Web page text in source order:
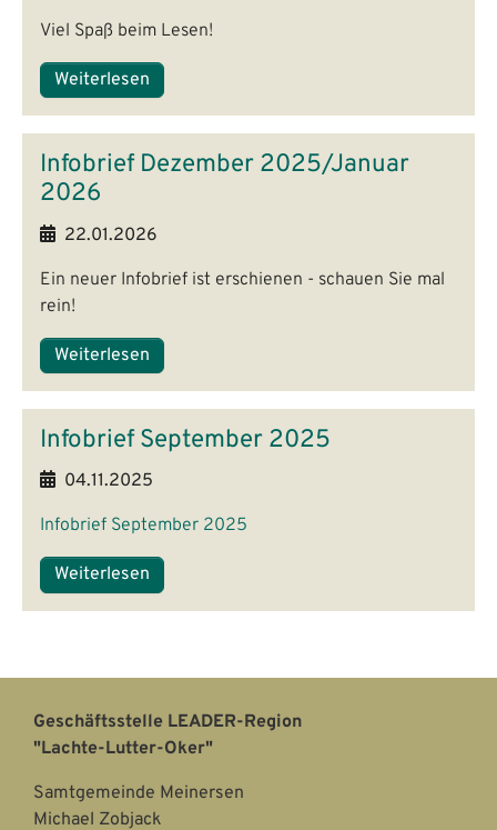
Viel Spaß beim Lesen!
Weiterlesen
Infobrief Dezember 2025/Januar
2026
22.01.2026
Ein neuer Infobrief ist erschienen - schauen Sie mal
rein!
Weiterlesen
Infobrief September 2025
04.11.2025
Infobrief September 2025
Weiterlesen
Geschäftsstelle LEADER-Region
"Lachte-Lutter-Oker"
Samtgemeinde Meinersen
Michael Zobjack